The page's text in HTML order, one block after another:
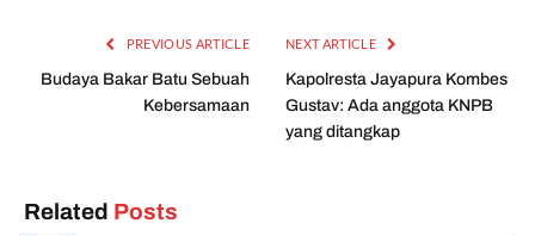
PREVIOUS ARTICLE
Budaya Bakar Batu Sebuah
Kebersamaan
NEXT ARTICLE
Kapolresta Jayapura Kombes
Gustav: Ada anggota KNPB
yang ditangkap
Related Posts